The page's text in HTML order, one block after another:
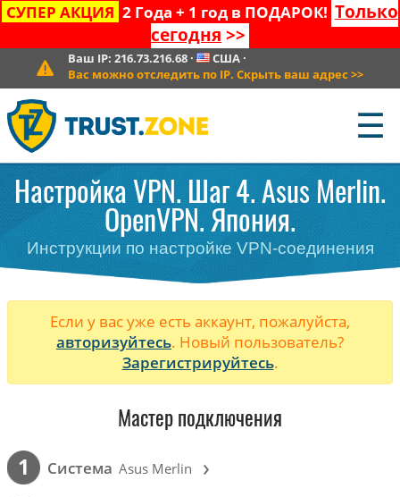
СУПЕР АКЦИЯ 2 Года + 1 год в ПОДАРОК! Только
сегодня >>
Ваш IP: 216.73.216.68· США·
Вас можно отследить по IP. Скрыть ваш адрес >>
☰
Настройка VPN. Шаг 4. Asus Merlin.
OpenVPN. Япония.
Инструкции по настройке VPN-соединения
Если у вас уже есть аккаунт, пожалуйста,
авторизуйтесь. Новый пользователь?
Зарегистрируйтесь.
Мастер подключения
1 Cистема Asus Merlin ›